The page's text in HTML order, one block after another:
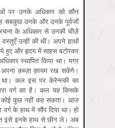
पर उनके अधिकार को कौन
सबकुछ उनके और उनके पूर्वजों
के अधिकार से उनकी चीज़ें
उन्हीं की थीं। अपने हाथों
हुए और हृदय में साहस बटोरकर
स्थापित किया था। मगर
क़ब्ज़ा क़ायम रख सकेंगे।
कल इस पर केरेन्स्की का
वर्ग का है। कल यह किसके
कोई कुछ नहीं कह सकता। आज
वर्ग के हाथ में सौंप दिया था। हो
इसे इनके हाथ से छीन ले। अब